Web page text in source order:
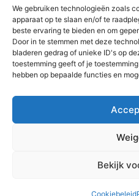
We gebruiken technologieën zoals
apparaat op te slaan en/of te
beste ervaring te bieden en om
Door in te stemmen met deze
bladeren gedrag of unieke ID's op
toestemming geeft of je
hebben op bepaalde functies en
Bekijk
Cookiebeleid
Schrijf u in voor de
E-mailadres*
© 2026 -